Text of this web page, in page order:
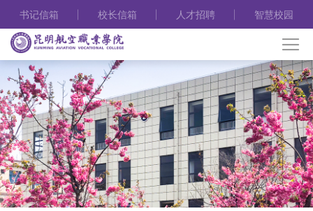
书记信箱 校长信箱 人才招聘 智慧校园